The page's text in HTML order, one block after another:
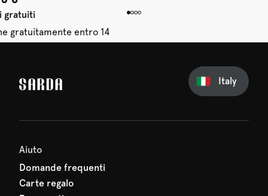
gratuiti
gratuitamente entro 14
tuo primo ordine
Italy
Aiuto
Domande frequenti
Carte regalo